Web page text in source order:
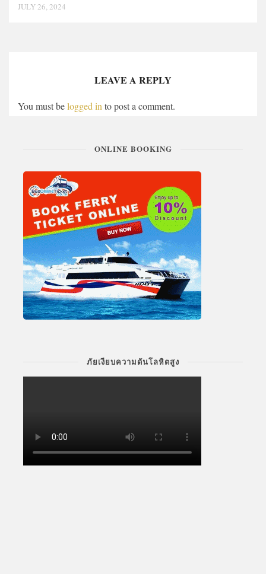
JULY 26, 2024
LEAVE A REPLY
You must belogged in to post a comment.
ONLINE BOOKING
ภัยเงียบความดันโลหิตสูง